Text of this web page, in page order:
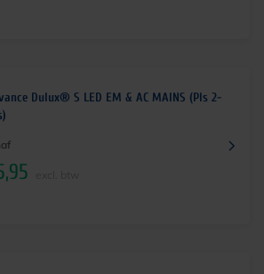
Dulux® S LED EM & AC MAINS (Pls 2-